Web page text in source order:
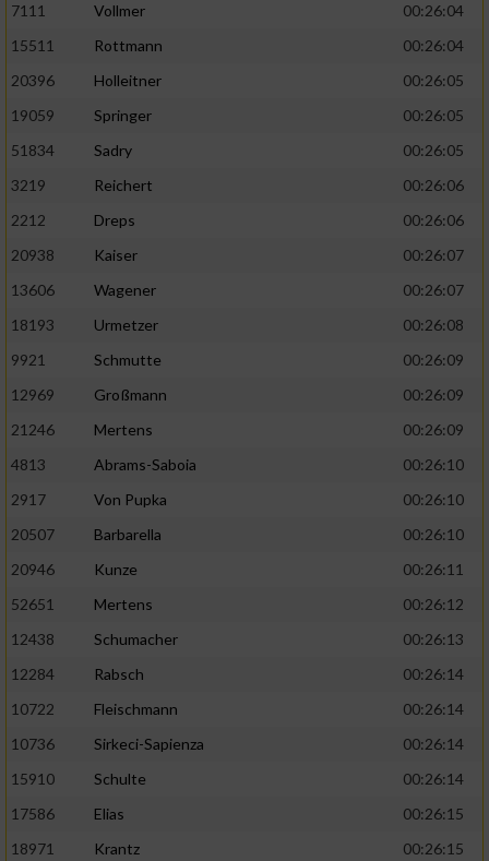
7111
Vollmer
00:26:04
15511
Rottmann
00:26:04
20396
Holleitner
00:26:05
19059
Springer
00:26:05
51834
Sadry
00:26:05
3219
Reichert
00:26:06
2212
Dreps
00:26:06
20938
Kaiser
00:26:07
13606
Wagener
00:26:07
18193
Urmetzer
00:26:08
9921
Schmutte
00:26:09
12969
Großmann
00:26:09
21246
Mertens
00:26:09
4813
Abrams-Saboia
00:26:10
2917
Von Pupka
00:26:10
20507
Barbarella
00:26:10
20946
Kunze
00:26:11
52651
Mertens
00:26:12
12438
Schumacher
00:26:13
12284
Rabsch
00:26:14
10722
Fleischmann
00:26:14
10736
Sirkeci-Sapienza
00:26:14
15910
Schulte
00:26:14
17586
Elias
00:26:15
18971
Krantz
00:26:15
Funktional
Werbung